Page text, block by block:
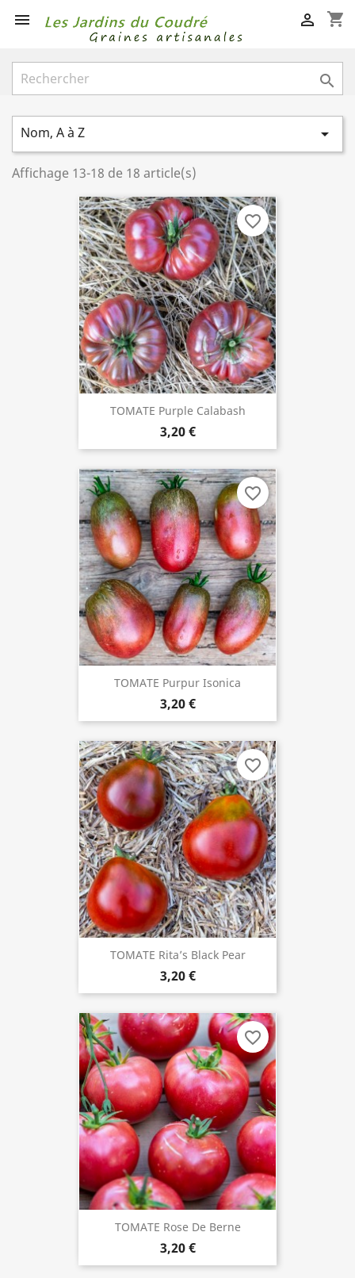
 shopping_cart


Nom, A à Z 
Affichage 13-18 de 18 article(s)
TOMATE Purple Calabash
3,20 €
favorite_border
TOMATE Purpur Isonica
3,20 €
favorite_border
TOMATE Rita’s Black Pear
3,20 €
favorite_border
TOMATE Rose De Berne
3,20 €
favorite_border